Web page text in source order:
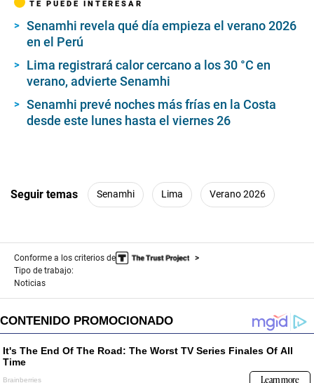
TE PUEDE INTERESAR
Senamhi revela qué día empieza el verano 2026
en el Perú
Lima registrará calor cercano a los 30 °C en
verano, advierte Senamhi
Senamhi prevé noches más frías en la Costa
desde este lunes hasta el viernes 26
Seguir temas Senamhi Lima Verano 2026
Conforme a los criterios de
Tipo de trabajo:
Noticias